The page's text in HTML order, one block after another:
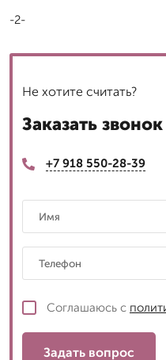
-2-
Не хотите считать?
Заказать
+7 918 550-28-39
Соглашаюсь с
Задать вопрос